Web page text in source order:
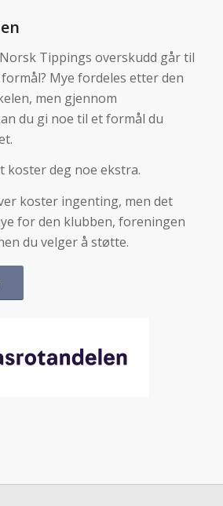
Norsk Tippings overskudd går til
Mye fordeles etter den
men gjennom
du gi noe til et formål du
koster deg noe ekstra.
koster ingenting, men det
for den klubben, foreningen
du velger å støtte.